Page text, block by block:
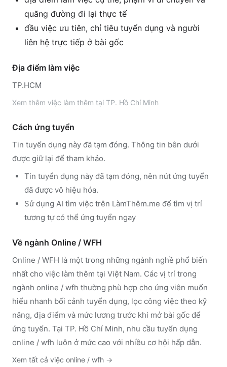
quãng đường đi lại thực tế
đầu việc ưu tiên, chỉ tiêu tuyển dụng và người
liên hệ trực tiếp ở bài gốc
Địa điểm làm việc
TP.HCM
Xem thêm việc làm thêm tại TP. Hồ Chí Minh
Cách ứng tuyển
Tin tuyển dụng này đã tạm đóng. Thông tin bên dưới
được giữ lại để tham khảo.
Tin tuyển dụng này đã tạm đóng, nên nút ứng tuyển
đã được vô hiệu hóa.
Sử dụng AI tìm việc trên LàmThêm.me để tìm vị trí
tương tự có thể ứng tuyển ngay
Về ngành Online / WFH
Online / WFH là một trong những ngành nghề phổ biến
nhất cho việc làm thêm tại Việt Nam. Các vị trí trong
ngành online / wfh thường phù hợp cho ứng viên muốn
hiểu nhanh bối cảnh tuyển dụng, lọc công việc theo kỹ
năng, địa điểm và mức lương trước khi mở bài gốc để
ứng tuyển. Tại TP. Hồ Chí Minh, nhu cầu tuyển dụng
online / wfh luôn ở mức cao với nhiều cơ hội hấp dẫn.
Xem tất cả việc online / wfh →